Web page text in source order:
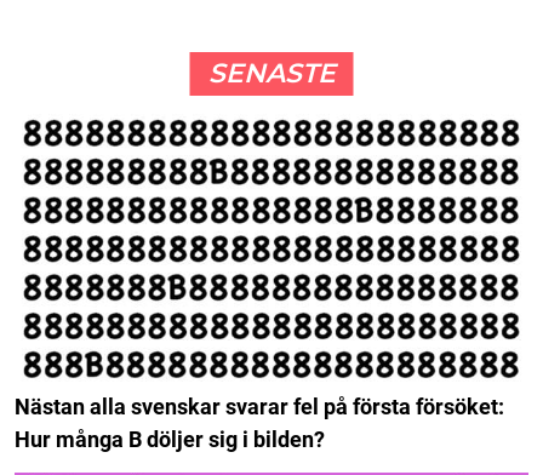
SENASTE
Nästan alla svenskar svarar fel på första försöket:
Hur många B döljer sig i bilden?